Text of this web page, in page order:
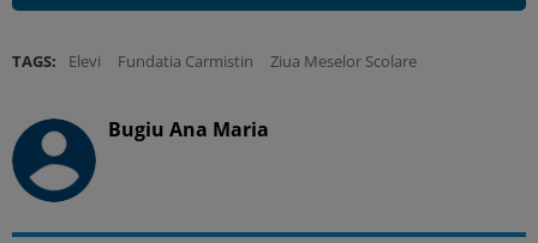
TAGS: Elevi Fundatia Carmistin Ziua Meselor Scolare
Bugiu ⁠Ana Maria